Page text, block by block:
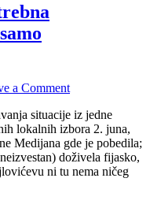
a Comment
situacije iz jedne
lokalnih izbora 2. juna,
Medijana gde je pobedila;
doživela fijasko,
ni tu nema ničeg